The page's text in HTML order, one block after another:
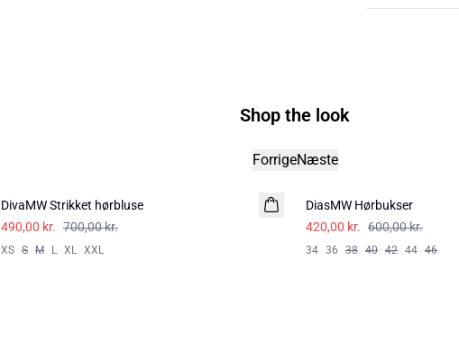
Shop the look
ForrigeNæste
HØR
DivaMW Strikket hørbluse
490,00 kr. 700,00 kr.
XS S M L XL XXL
HØR
-30%
DiasMW Hørbukser
420,00 kr. 600,00 kr.
34 36 38 40 42 44 46